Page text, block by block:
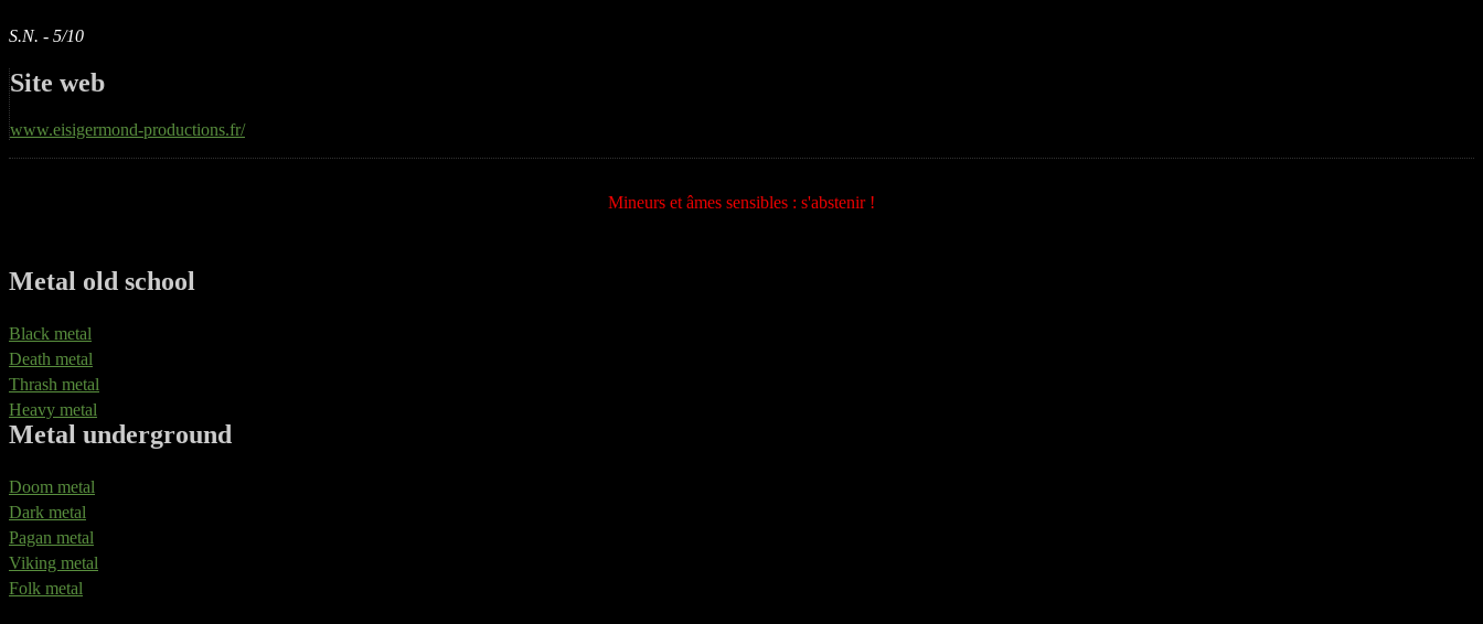
S.N. - 5/10
Site web
www.eisigermond-productions.fr/
Mineurs et âmes sensibles : s'abstenir !
Metal old school
Black metal
Death metal
Thrash metal
Heavy metal
Metal underground
Doom metal
Dark metal
Pagan metal
Viking metal
Folk metal